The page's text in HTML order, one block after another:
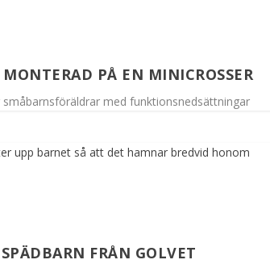
PÅ EN MINICROSSER
med funktionsnedsättningar
FRÅN GOLVET